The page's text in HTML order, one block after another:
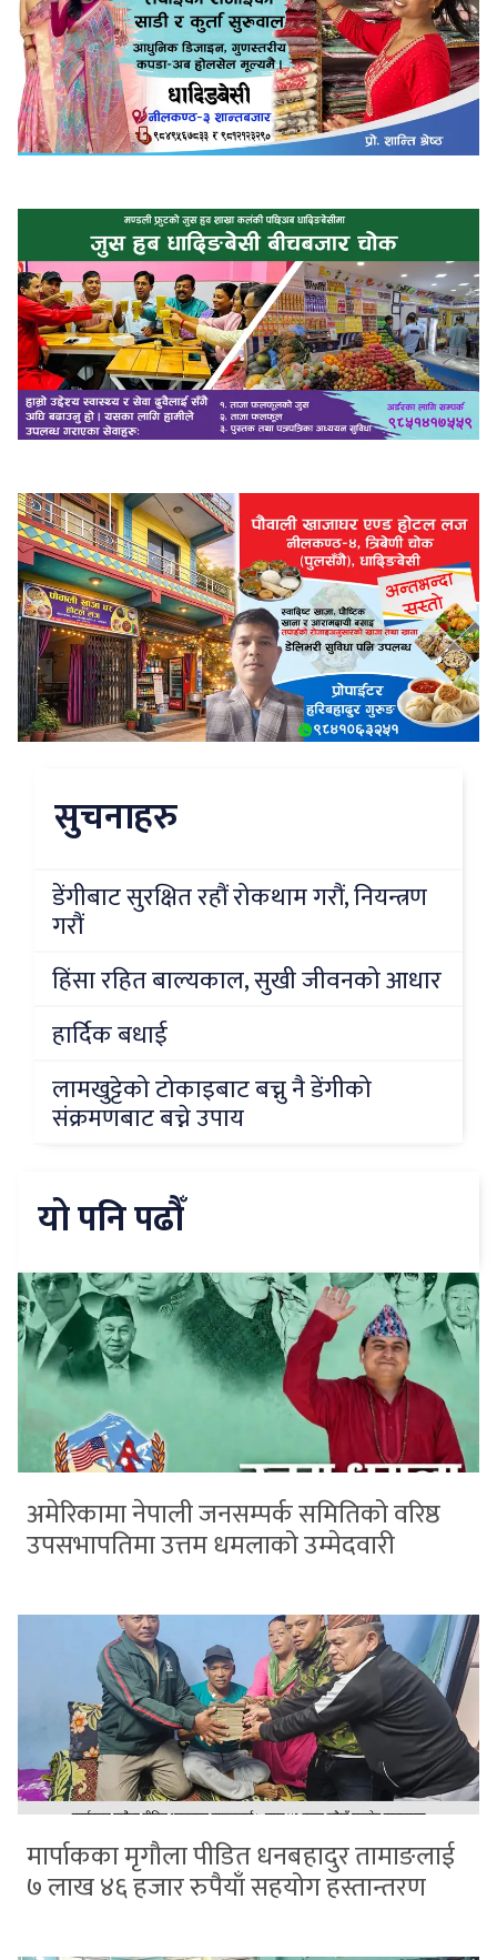
सुचनाहरु
डेंगीबाट सुरक्षित रहौं रोकथाम गरौं, नियन्त्रण
गरौं
हिंसा रहित बाल्यकाल, सुखी जीवनको आधार
हार्दिक बधाई
लामखुट्टेको टोकाइबाट बच्नु नै डेंगीको
संक्रमणबाट बच्ने उपाय
यो पनि पढौँ
अमेरिकामा नेपाली जनसम्पर्क समितिको वरिष्ठ
उपसभापतिमा उत्तम धमलाको उम्मेदवारी
मार्पाकका मृगौला पीडित धनबहादुर तामाङलाई
७ लाख ४६ हजार रुपैयाँ सहयोग हस्तान्तरण